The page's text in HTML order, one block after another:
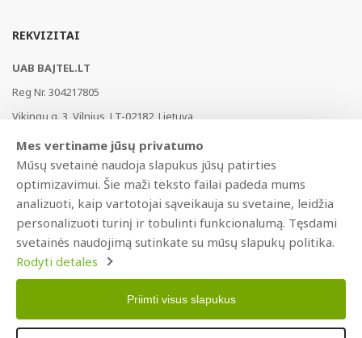
REKVIZITAI
UAB BAJTEL.LT
Reg Nr. 304217805
Vikingų g. 3, Vilnius, LT-02182, Lietuva
Swedbank, HABALT22
LT177300010146217453
Copyright © 2022 BAJTEL.LT UAB. Visos teisės saugomos.
Mes vertiname jūsų privatumo
Mūsų svetainė naudoja slapukus jūsų patirties
optimizavimui. Šie maži teksto failai padeda mums
analizuoti, kaip vartotojai sąveikauja su svetaine, leidžia
personalizuoti turinį ir tobulinti funkcionalumą. Tęsdami
svetainės naudojimą sutinkate su mūsų slapukų politika.
Rodyti detales
Priimti visus slapukus